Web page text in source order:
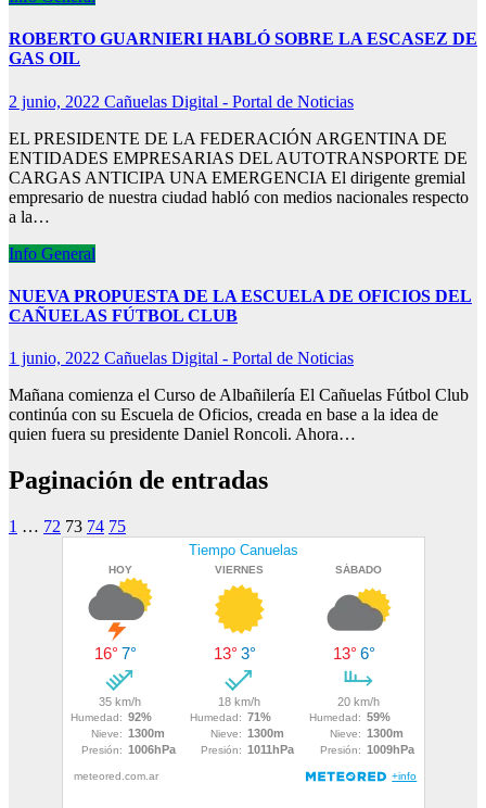
ROBERTO GUARNIERI HABLÓ SOBRE LA ESCASEZ DE
GAS OIL
2 junio, 2022 Cañuelas Digital - Portal de Noticias
EL PRESIDENTE DE LA FEDERACIÓN ARGENTINA DE
ENTIDADES EMPRESARIAS DEL AUTOTRANSPORTE DE
CARGAS ANTICIPA UNA EMERGENCIA El dirigente gremial
empresario de nuestra ciudad habló con medios nacionales respecto
a la…
Info General
NUEVA PROPUESTA DE LA ESCUELA DE OFICIOS DEL
CAÑUELAS FÚTBOL CLUB
1 junio, 2022 Cañuelas Digital - Portal de Noticias
Mañana comienza el Curso de Albañilería El Cañuelas Fútbol Club
continúa con su Escuela de Oficios, creada en base a la idea de
quien fuera su presidente Daniel Roncoli. Ahora…
Paginación de entradas
1 … 72 73 74 75